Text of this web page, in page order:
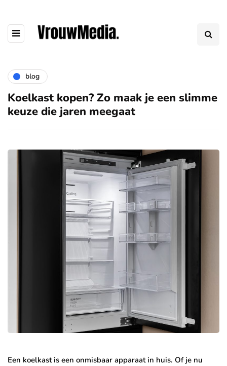
blog
Koelkast kopen? Zo maak je een slimme
keuze die jaren meegaat
Een koelkast is een onmisbaar apparaat in huis. Of je nu